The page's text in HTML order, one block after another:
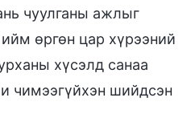
чуулганы ажлыг
өргөн цар хүрээний
хүсэлд санаа
чимээгүйхэн шийдсэн